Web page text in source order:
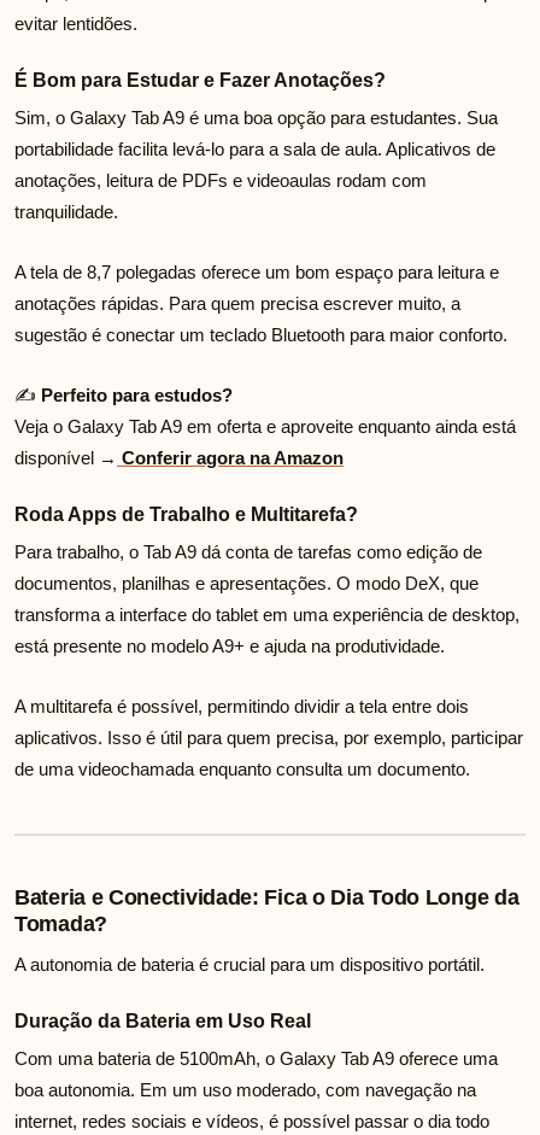
evitar lentidões.
É Bom para Estudar e Fazer Anotações?
Sim, o Galaxy Tab A9 é uma boa opção para estudantes. Sua
portabilidade facilita levá-lo para a sala de aula. Aplicativos de
anotações, leitura de PDFs e videoaulas rodam com
tranquilidade.
A tela de 8,7 polegadas oferece um bom espaço para leitura e
anotações rápidas. Para quem precisa escrever muito, a
sugestão é conectar um teclado Bluetooth para maior conforto.
✍️ Perfeito para estudos?
Veja o Galaxy Tab A9 em oferta e aproveite enquanto ainda está
disponível → Conferir agora na Amazon
Roda Apps de Trabalho e Multitarefa?
Para trabalho, o Tab A9 dá conta de tarefas como edição de
documentos, planilhas e apresentações. O modo DeX, que
transforma a interface do tablet em uma experiência de desktop,
está presente no modelo A9+ e ajuda na produtividade.
A multitarefa é possível, permitindo dividir a tela entre dois
aplicativos. Isso é útil para quem precisa, por exemplo, participar
de uma videochamada enquanto consulta um documento.
Bateria e Conectividade: Fica o Dia Todo Longe da
Tomada?
A autonomia de bateria é crucial para um dispositivo portátil.
Duração da Bateria em Uso Real
Com uma bateria de 5100mAh, o Galaxy Tab A9 oferece uma
boa autonomia. Em um uso moderado, com navegação na
internet, redes sociais e vídeos, é possível passar o dia todo